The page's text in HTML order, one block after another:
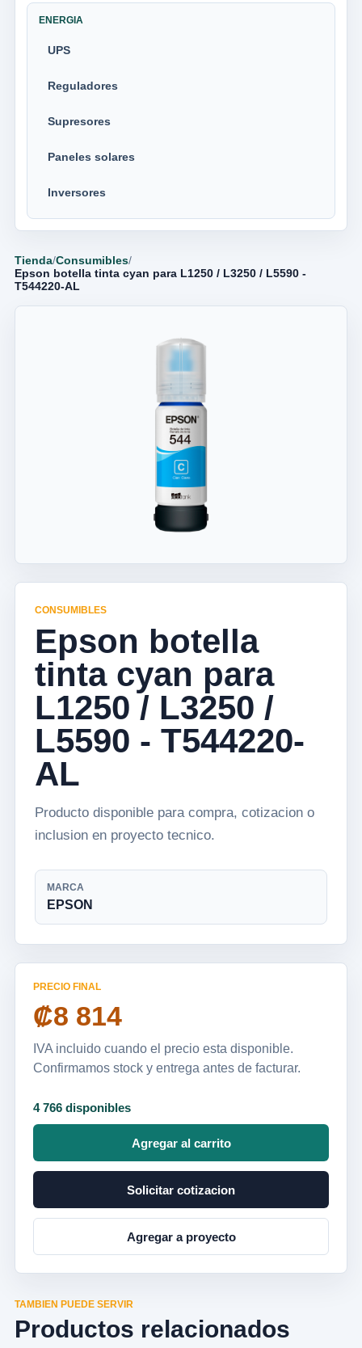
ENERGIA
UPS
Reguladores
Supresores
Paneles solares
Inversores
Tienda/Consumibles/
Epson botella tinta cyan para L1250 / L3250 / L5590 -
T544220-AL
CONSUMIBLES
Epson botella
tinta cyan para
L1250 / L3250 /
L5590 - T544220-
AL
Producto disponible para compra, cotizacion o
inclusion en proyecto tecnico.
MARCA
EPSON
PRECIO FINAL
₡8 814
IVA incluido cuando el precio esta disponible.
Confirmamos stock y entrega antes de facturar.
4 766 disponibles
Agregar al carrito
Solicitar cotizacion
Agregar a proyecto
TAMBIEN PUEDE SERVIR
Productos relacionados